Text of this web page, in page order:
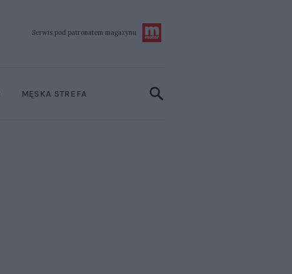
Serwis pod patronatem magazynu
MĘSKA STREFA